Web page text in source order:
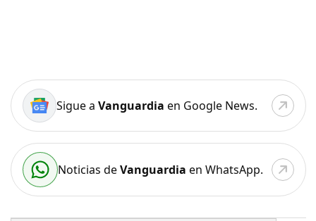
Sigue a Vanguardia en Google News.
Noticias deVanguardia en WhatsApp.